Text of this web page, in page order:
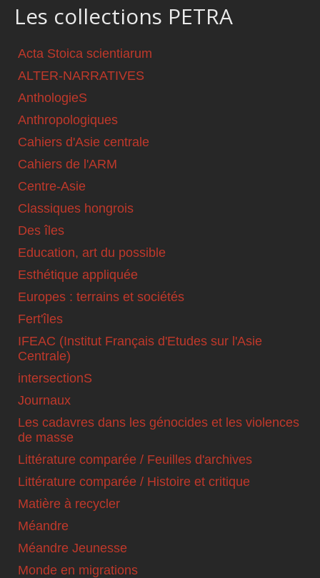
Les collections PETRA
Acta Stoica scientiarum
ALTER-NARRATIVES
AnthologieS
Anthropologiques
Cahiers d'Asie centrale
Cahiers de l'ARM
Centre-Asie
Classiques hongrois
Des îles
Education, art du possible
Esthétique appliquée
Europes : terrains et sociétés
Fert'îles
IFEAC (Institut Français d'Etudes sur l'Asie
Centrale)
intersectionS
Journaux
Les cadavres dans les génocides et les violences
de masse
Littérature comparée / Feuilles d'archives
Littérature comparée / Histoire et critique
Matière à recycler
Méandre
Méandre Jeunesse
Monde en migrations